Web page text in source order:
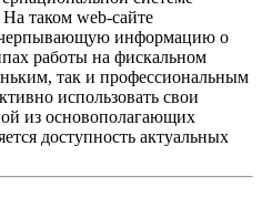
таком web-сайте
информацию о
работы на фискальном
так и профессиональным
использовать свои
из основополагающих
доступность актуальных